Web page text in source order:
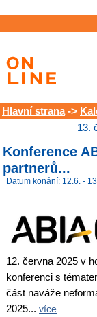
Hlavní strana->
13.
Konference
partnerů...
Datum konání: 12.6. -
12. června 2025 v
konferenci s
část naváže
2025... více